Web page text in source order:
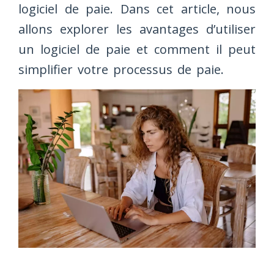
logiciel de paie. Dans cet article, nous
allons explorer les avantages d’utiliser
un logiciel de paie et comment il peut
simplifier votre processus de paie.